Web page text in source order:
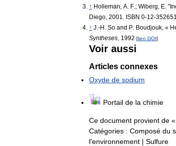
↑ Holleman A F .; Wiberg E . "
Diego 2001 ISBN 0-12-352651
↑ J .-H So and P Boudjouk , «
Syntheses 1992 [lien DOI]
Voir aussi
Articles connexes
Oxyde de sodium
Portail de la chimie
Ce document provient de «
Catégories : Composé du
l'environnement | Sulfure